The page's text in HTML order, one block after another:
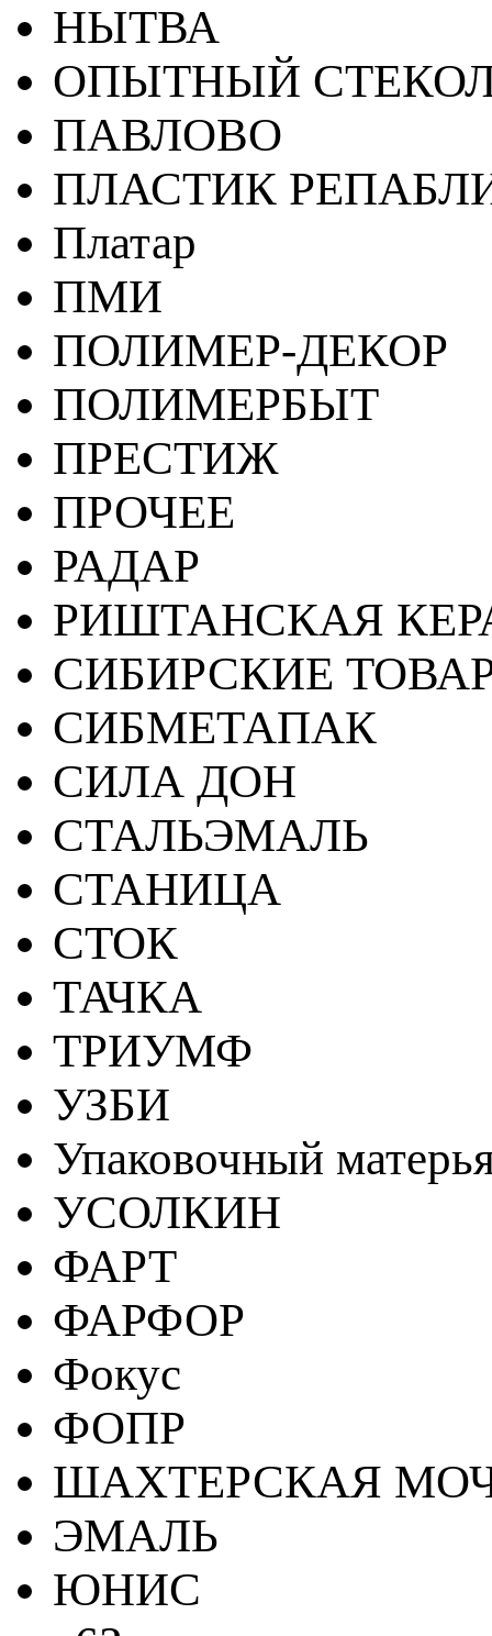
НЫТВА
ОПЫТНЫЙ
ПАВЛОВО
ПЛАСТИК
Платар
ПМИ
ПОЛИМЕР-ДЕКОР
ПОЛИМЕРБЫТ
ПРЕСТИЖ
ПРОЧЕЕ
РАДАР
РИШТАНСКАЯ
СИБИРСКИЕ
СИБМЕТАПАК
СИЛА ДОН
СТАЛЬЭМАЛЬ
СТАНИЦА
СТОК
ТАЧКА
ТРИУМФ
УЗБИ
Упаковочный
УСОЛКИН
ФАРТ
ФАРФОР
Фокус
ФОПР
ШАХТЕРСКАЯ
ЭМАЛЬ
ЮНИС